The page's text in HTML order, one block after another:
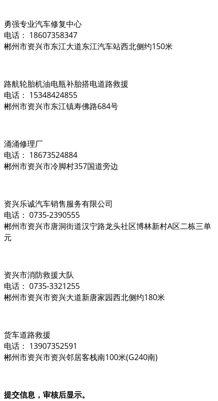
勇强专业汽车修复中心
电话： 18607358347
郴州市资兴市东江大道东江汽车站西北侧约150米
路航轮胎机油电瓶补胎搭电道路救援
电话： 15348424855
郴州市资兴市东江镇寿佛路684号
涌涌修理厂
电话： 18673524884
郴州市资兴市冷脚村357国道旁边
资兴乐诚汽车销售服务有限公司
电话： 0735-2390555
郴州市资兴市唐洞街道汉宁路龙头社区博林新村A区二栋三单
元
资兴市消防救援大队
电话： 0735-3321255
郴州市资兴市资兴大道新唐家园西北侧约180米
货车道路救援
电话： 13907352591
郴州市资兴市资兴邻居客栈南100米(G240南)
提交信息，审核后显示。